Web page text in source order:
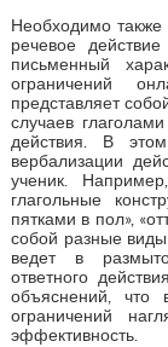
Необходимо
речевое
письменный
ограничений
представляет
случаев
действия. В
вербализации
ученик.
глагольные
пятками в пол»,
собой разные виды
ведет в
ответного
объяснений, что
ограничений
эффективность.